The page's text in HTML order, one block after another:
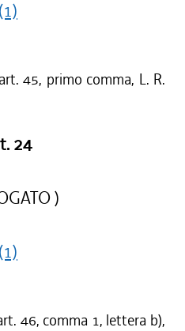
(1)
45, primo comma, L. R.
24
)
(1)
46, comma 1, lettera b),